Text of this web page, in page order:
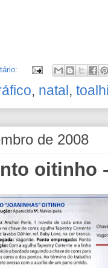
, natal ,
de 2008
oitinho